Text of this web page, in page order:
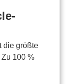
die größte
100 %